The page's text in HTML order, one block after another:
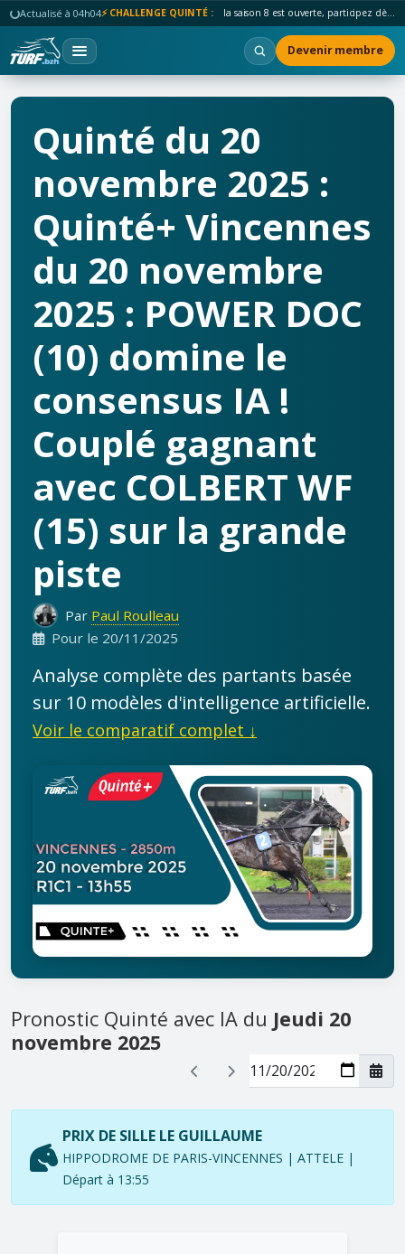
Actualisé à 04h04⚡ CHALLENGE QUINTÉ : la saison 8 est ouverte, participez dès maintenant !
Devenir membre
Quinté du 20
novembre 2025 :
Quinté+ Vincennes
du 20 novembre
2025 : POWER DOC
(10) domine le
consensus IA !
Couplé gagnant
avec COLBERT WF
(15) sur la grande
piste
Par Paul Roulleau
Pour le 20/11/2025
Analyse complète des partants basée
sur 10 modèles d'intelligence artificielle.
Voir le comparatif complet ↓
Pronostic Quinté avec IA du Jeudi 20
novembre 2025
PRIX DE SILLE LE GUILLAUME
HIPPODROME DE PARIS-VINCENNES | ATTELE |
Départ à 13:55